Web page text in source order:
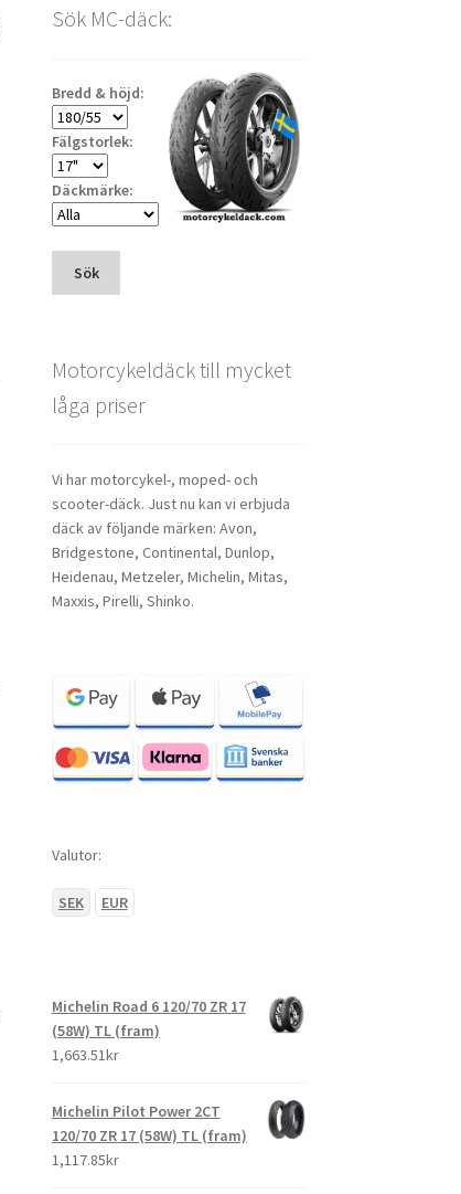
Sök MC-däck:
Bredd & höjd:
Fälgstorlek:
Däckmärke:
Sök
Motorcykeldäck till mycket
låga priser
Vi har motorcykel-, moped- och
scooter-däck. Just nu kan vi erbjuda
däck av följande märken: Avon,
Bridgestone, Continental, Dunlop,
Heidenau, Metzeler, Michelin, Mitas,
Maxxis, Pirelli, Shinko.
Valutor:
SEK EUR
Michelin Road 6 120/70 ZR 17
(58W) TL (fram)
1,663.51kr
Michelin Pilot Power 2CT
120/70 ZR 17 (58W) TL (fram)
1,117.85kr